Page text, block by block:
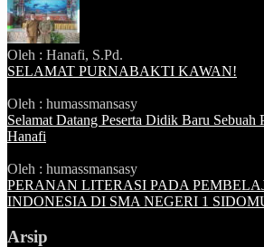
Oleh : Hanafi, S.Pd.
SELAMAT PURNABAKTI KAWAN!
Oleh : humassmansasy
Selamat Datang Peserta Didik Baru Sebuah
Hanafi
Oleh : humassmansasy
PERANAN LITERASI PADA
INDONESIA DI SMA NEGERI 1
Arsip